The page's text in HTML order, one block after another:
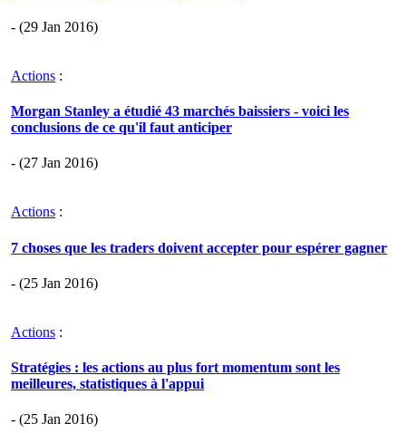
- (29 Jan 2016)
Actions :
Morgan Stanley a étudié 43 marchés baissiers - voici les
conclusions de ce qu'il faut anticiper
- (27 Jan 2016)
Actions :
7 choses que les traders doivent accepter pour espérer gagner
- (25 Jan 2016)
Actions :
Stratégies : les actions au plus fort momentum sont les
meilleures, statistiques à l'appui
- (25 Jan 2016)